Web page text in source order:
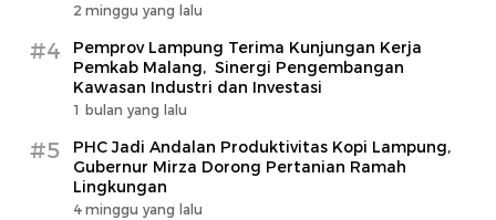
2 minggu yang lalu
#4
Pemprov Lampung Terima Kunjungan Kerja
Pemkab Malang, Sinergi Pengembangan
Kawasan Industri dan Investasi
1 bulan yang lalu
#5
PHC Jadi Andalan Produktivitas Kopi Lampung,
Gubernur Mirza Dorong Pertanian Ramah
Lingkungan
4 minggu yang lalu